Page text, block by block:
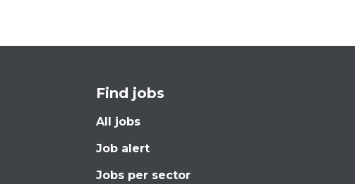
Find jobs
All jobs
Job alert
Jobs per sector